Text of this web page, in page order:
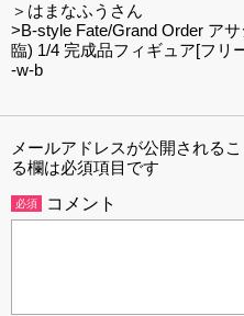
＞はまなふうさん
>B-style Fate/Grand Order ア
臨) 1/4 完成品フィギュア[フリ
-w-b
メールアドレスが公開されるこ
る欄は必須項目です
必須 コメント